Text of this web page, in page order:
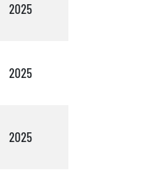
2025
2025
2025